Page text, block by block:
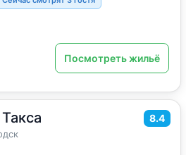
Посмотреть жильё
8.4